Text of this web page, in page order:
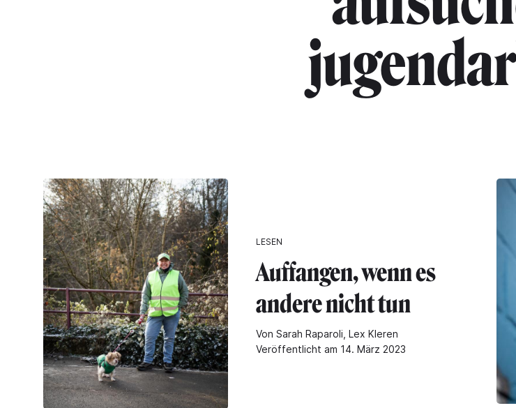
LESEN
Auffangen, wenn es
andere nicht tun
Von Sarah Raparoli, Lex Kleren
Veröffentlicht am 14. März 2023